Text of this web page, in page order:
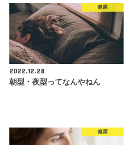
健康
2022.12.28
朝型・夜型ってなんやねん
健康